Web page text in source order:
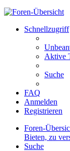
Schnellzugriff
Aktive
Suche
FAQ
Anmelden
Registrieren
Foren-
Bieten, zu
Suche